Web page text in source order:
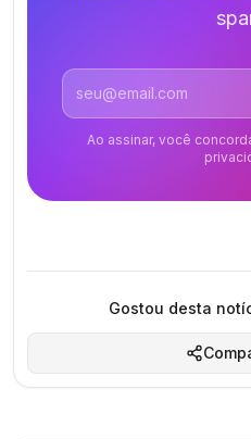
Endereço de email
Ao assinar, você
Gostou desta